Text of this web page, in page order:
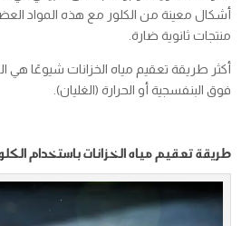
أشكال معينة من الكلور مع هذه المواد
منتجات ثانوية ضارة.
أكثر طريقة تعقيم مياه الخزانات شيوعًا هي
فوق البنفسجية أو الحرارة (الغليان).
طريقة تعقيم مياه الخزانات باستخدام